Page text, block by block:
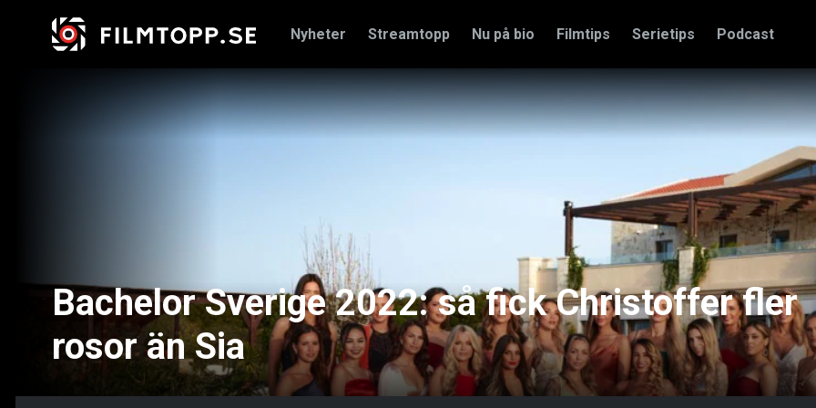
Nyheter Streamtopp Nu på bio Filmtips Serietips Podcast
Bachelor Sverige 2022: så fick Christoffer fler
rosor än Sia